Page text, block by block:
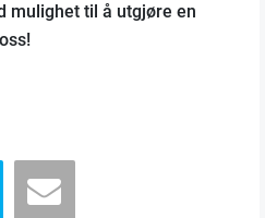
mulighet til å utgjøre en